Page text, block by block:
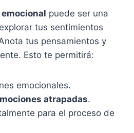
puede ser una
tus sentimientos
tus pensamientos y
Esto te permitirá:
emocionales.
atrapadas.
para el proceso de